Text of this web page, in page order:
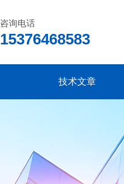
咨询电话
15376468583
技术文章